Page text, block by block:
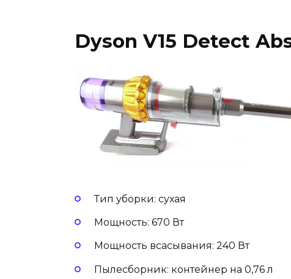
Dyson V15 Detect
Тип уборки: сухая
Мощность: 670 Вт
Мощность всасывания: 240 Вт
Пылесборник: контейнер на 0,76 л